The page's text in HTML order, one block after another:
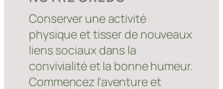
Conserver une activité
physique et tisser de nouveaux
liens sociaux dans la
convivialité et la bonne humeur.
Commencez l’aventure et